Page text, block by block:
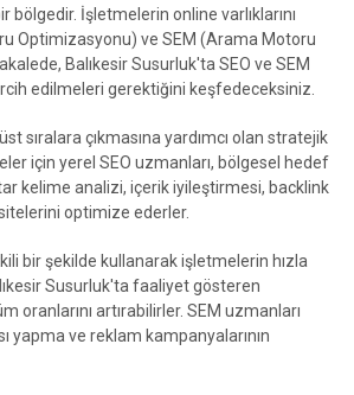
İşletmelerin online varlıklarını
Optimizasyonu) ve SEM (Arama Motoru
Balıkesir Susurluk'ta SEO ve SEM
edilmeleri gerektiğini keşfedeceksiniz.
sıralara çıkmasına yardımcı olan stratejik
için yerel SEO uzmanları, bölgesel hedef
kelime analizi, içerik iyileştirmesi, backlink
optimize ederler.
bir şekilde kullanarak işletmelerin hızla
Susurluk'ta faaliyet gösteren
oranlarını artırabilirler. SEM uzmanları
yapma ve reklam kampanyalarının